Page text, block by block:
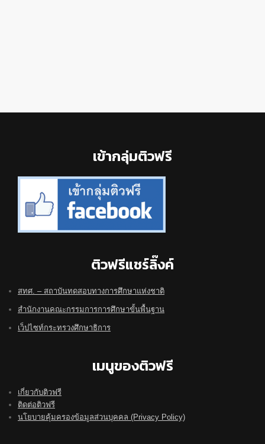
เข้ากลุ่มติวฟรี
ติวฟรีแชร์ลิ๊งค์
สทศ. – สถาบันทดสอบทางการศึกษาแห่งชาติ
สำนักงานคณะกรรมการการศึกษาขั้นพื้นฐาน
เว็ปไซท์กระทรวงศึกษาธิการ
เมนูของติวฟรี
เกี่ยวกับติวฟรี
ติดต่อติวฟรี
นโยบายคุ้มครองข้อมูลส่วนบุคคล (Privacy Policy)